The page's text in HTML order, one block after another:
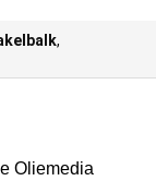
,
Oliemedia